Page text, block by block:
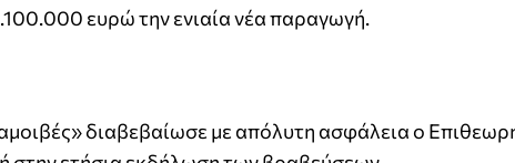
ευρώ την ενιαία νέα παραγωγή.
διαβεβαίωσε με απόλυτη ασφάλεια ο